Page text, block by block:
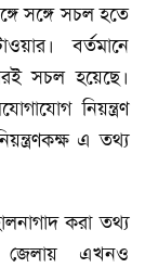
সঙ্গে সচল হতে
বর্তমানে
সচল হয়েছে।
নিয়ন্ত্রণ
এ তথ্য
করা তথ্য
জেলায় এখনও